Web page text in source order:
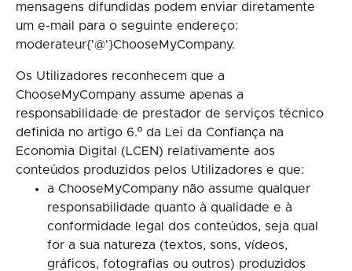
mensagens difundidas podem enviar diretamente
um e-mail para o seguinte endereço:
moderateur{'@'}ChooseMyCompany.
Os Utilizadores reconhecem que a
ChooseMyCompany assume apenas a
responsabilidade de prestador de serviços técnico
definida no artigo 6.º da Lei da Confiança na
Economia Digital (LCEN) relativamente aos
conteúdos produzidos pelos Utilizadores e que:
a ChooseMyCompany não assume qualquer
responsabilidade quanto à qualidade e à
conformidade legal dos conteúdos, seja qual
for a sua natureza (textos, sons, vídeos,
gráficos, fotografias ou outros) produzidos